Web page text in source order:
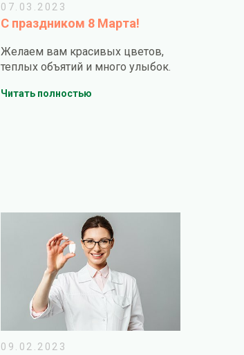
07.03.2023
С праздником 8 Марта!
Желаем вам красивых цветов,
теплых объятий и много улыбок.
Читать полностью
09.02.2023